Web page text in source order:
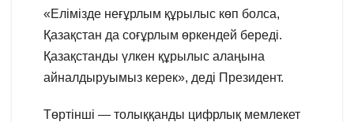
«Елімізде неғұрлым құрылыс көп болса,
Қазақстан да соғұрлым өркендей береді.
Қазақстанды үлкен құрылыс алаңына
айналдыруымыз керек», деді Президент.
Төртінші — толыққанды цифрлық мемлекет